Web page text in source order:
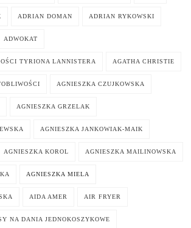
ADRIAN DOMAN ADRIAN RYKOWSKI
ADWOKAT
TYRIONA LANNISTERA AGATHA CHRISTIE
AGNIESZKA CZUJKOWSKA
AGNIESZKA GRZELAK
AGNIESZKA JANKOWIAK-MAIK
AGNIESZKA KOROL AGNIESZKA MAILINOWSKA
AGNIESZKA MIELA
AIDA AMER AIR FRYER
NA DANIA JEDNOKOSZYKOWE